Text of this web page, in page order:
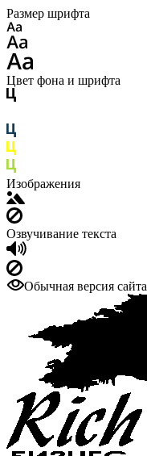
Размер шрифта
Цвет фона и шрифта
Изображения
Озвучивание текста
Обычная версия сайта